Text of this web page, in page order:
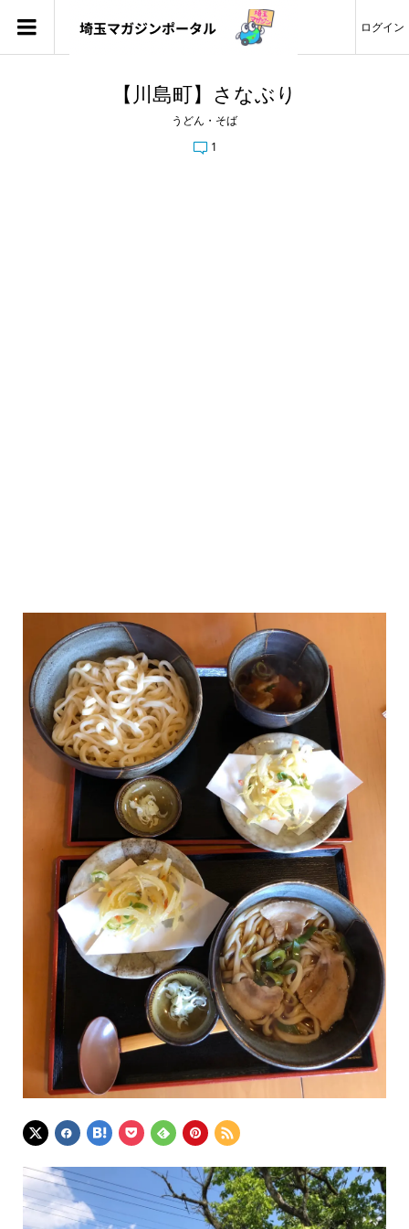
ログイン
【川島町】さなぶり
うどん・そば
1